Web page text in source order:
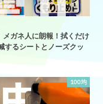
メガネ人に朗報！拭くだけ
するシートとノーズクッ
100均